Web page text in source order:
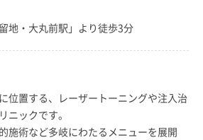
地・大丸前駅」より徒歩3分
位置する、レーザートーニングや注入治
ニックです。
施術など多岐にわたるメニューを展開